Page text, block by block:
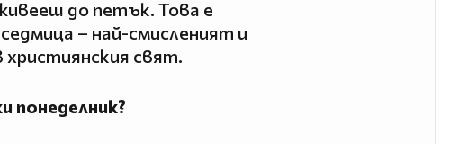
до петък. Това е
– най-смисленият и
свят.
понеделник?